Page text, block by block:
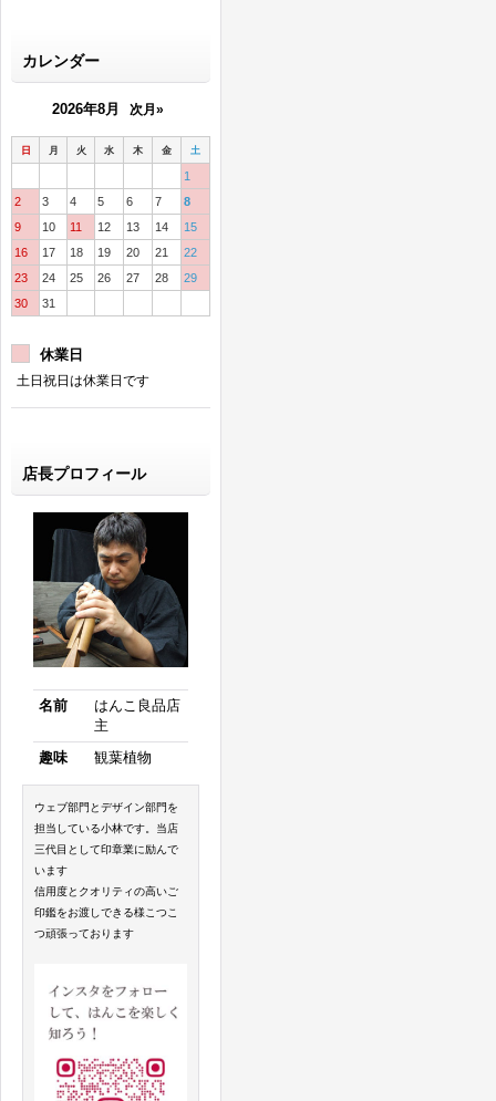
カレンダー
2026年8月 次月»
日 月 火 水 木 金 土
1
2
3 4 5 6 7
8
9
10 11 12 13 14
15
16
17 18 19 20 21
22
23
24 25 26 27 28
29
30
31
休業日
土日祝日は休業日です
店長プロフィール
名前
はんこ良品店
主
趣味
観葉植物
ウェブ部門とデザイン部門を
担当している小林です。当店
三代目として印章業に励んで
います
信用度とクオリティの高いご
印鑑をお渡しできる様こつこ
つ頑張っております